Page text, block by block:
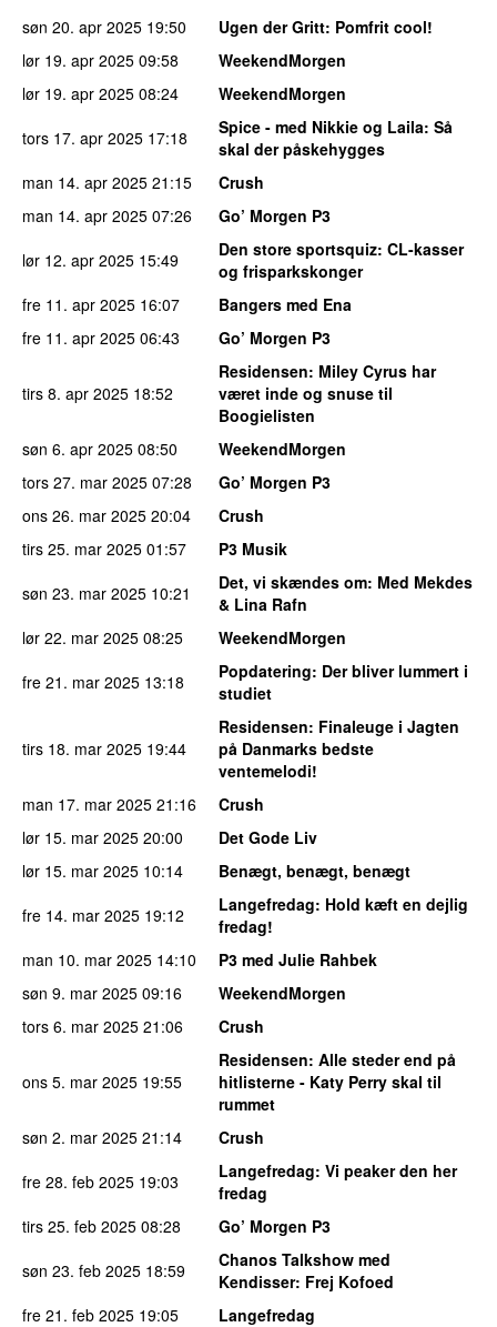
søn 20. apr 2025 19:50 Ugen der Gritt: Pomfrit cool!
lør 19. apr 2025 09:58
WeekendMorgen
lør 19. apr 2025 08:24
WeekendMorgen
tors 17. apr 2025 17:18 Spice - med Nikkie og Laila: Så
skal der påskehygges
man 14. apr 2025 21:15
Crush
man 14. apr 2025 07:26
Go’ Morgen P3
lør 12. apr 2025 15:49 Den store sportsquiz: CL-kasser
og frisparkskonger
fre 11. apr 2025 16:07
Bangers med Ena
fre 11. apr 2025 06:43 Go’ Morgen P3
tirs 8. apr 2025 18:52
Residensen: Miley Cyrus har
været inde og snuse til
Boogielisten
søn 6. apr 2025 08:50
WeekendMorgen
tors 27. mar 2025 07:28
Go’ Morgen P3
ons 26. mar 2025 20:04
Crush
tirs 25. mar 2025 01:57
P3 Musik
søn 23. mar 2025 10:21 Det, vi skændes om: Med Mekdes
& Lina Rafn
lør 22. mar 2025 08:25
WeekendMorgen
fre 21. mar 2025 13:18 Popdatering: Der bliver lummert i
studiet
tirs 18. mar 2025 19:44
Residensen: Finaleuge i Jagten
på Danmarks bedste
ventemelodi!
man 17. mar 2025 21:16
Crush
lør 15. mar 2025 20:00
Det Gode Liv
lør 15. mar 2025 10:14
Benægt, benægt, benægt
fre 14. mar 2025 19:12 Langefredag: Hold kæft en dejlig
fredag!
man 10. mar 2025 14:10
P3 med Julie Rahbek
søn 9. mar 2025 09:16
WeekendMorgen
tors 6. mar 2025 21:06 Crush
ons 5. mar 2025 19:55
Residensen: Alle steder end på
hitlisterne - Katy Perry skal til
rummet
søn 2. mar 2025 21:14
Crush
fre 28. feb 2025 19:03 Langefredag: Vi peaker den her
fredag
tirs 25. feb 2025 08:28
Go’ Morgen P3
søn 23. feb 2025 18:59
Chanos Talkshow med
Kendisser: Frej Kofoed
fre 21. feb 2025 19:05
Langefredag